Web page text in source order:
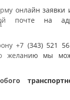
онлайн заявки
почте на
+7 (343) 521
желанию мы